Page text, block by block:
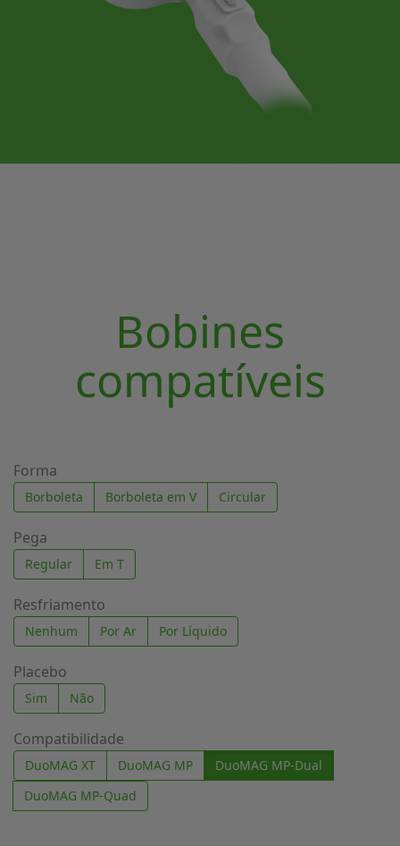
Bobines
compatíveis
Forma
Borboleta Borboleta em V Circular
Pega
Regular Em T
Resfriamento
Nenhum Por Ar Por Líquido
Placebo
Sim Não
Compatibilidade
DuoMAG XT DuoMAG MP
DuoMAG MP-Dual
DuoMAG MP-Quad